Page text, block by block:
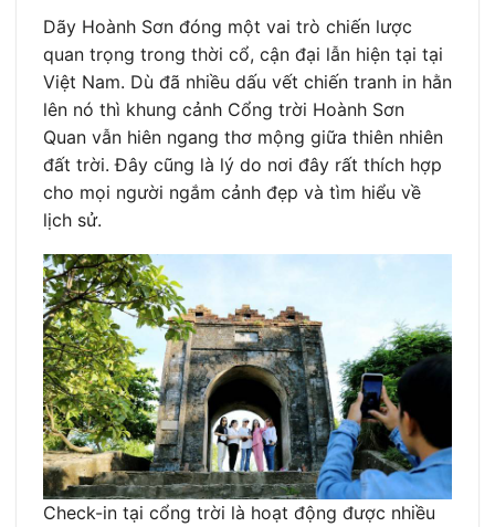
Dãy Hoành Sơn đóng một vai trò chiến lược
quan trọng trong thời cổ, cận đại lẫn hiện tại tại
Việt Nam. Dù đã nhiều dấu vết chiến tranh in hằn
lên nó thì khung cảnh Cổng trời Hoành Sơn
Quan vẫn hiên ngang thơ mộng giữa thiên nhiên
đất trời. Đây cũng là lý do nơi đây rất thích hợp
cho mọi người ngắm cảnh đẹp và tìm hiểu về
lịch sử.
Check-in tại cổng trời là hoạt động được nhiều